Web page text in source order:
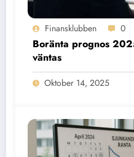
Finansklubben 0
Boränta prognos
väntas
Oktober 14, 2025